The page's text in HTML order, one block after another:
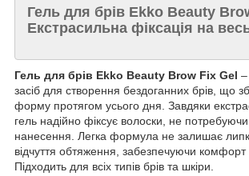
Гель для брів Ekko Beauty
Екстрасильна фіксація на
Гель для брів Ekko Beauty Brow Fix Gel –
засіб для створення бездоганних брів, що
форму протягом усього дня. Завдяки
гель надійно фіксує волоски, не
нанесення. Легка формула не залишає
відчуття обтяження, забезпечуючи
Підходить для всіх типів брів та шкіри.